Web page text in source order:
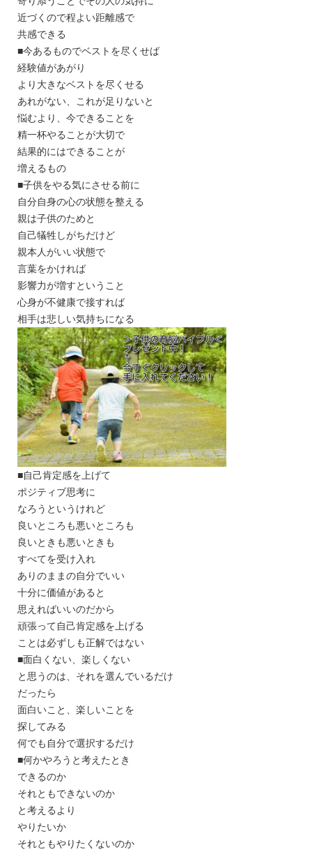
近づくので程よい距離感で
共感できる
■今あるものでベストを尽くせば
経験値があがり
より大きなベストを尽くせる
あれがない、これが足りないと
悩むより、今できることを
精一杯やることが大切で
結果的にはできることが
増えるもの
■子供をやる気にさせる前に
自分自身の心の状態を整える
親は子供のためと
自己犠牲しがちだけど
親本人がいい状態で
言葉をかければ
影響力が増すということ
心身が不健康で接すれば
相手は悲しい気持ちになる
■自己肯定感を上げて
ポジティブ思考に
なろうというけれど
良いところも悪いところも
良いときも悪いときも
すべてを受け入れ
ありのままの自分でいい
十分に価値があると
思えればいいのだから
頑張って自己肯定感を上げる
ことは必ずしも正解ではない
■面白くない、楽しくない
と思うのは、それを選んでいるだけ
だったら
面白いこと、楽しいことを
探してみる
何でも自分で選択するだけ
■何かやろうと考えたとき
できるのか
それともできないのか
と考えるより
やりたいか
それともやりたくないのか